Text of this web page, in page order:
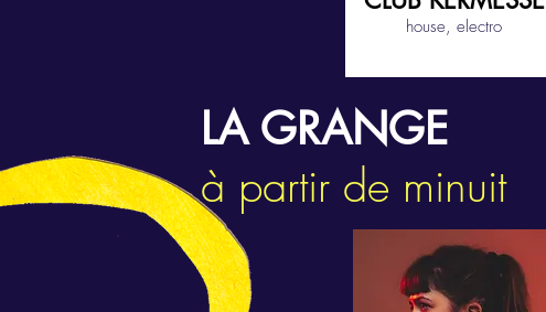
house, electro
LA GRANGE
à partir de minuit